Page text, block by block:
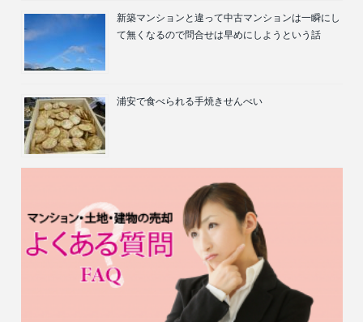
新築マンションと違って中古マンションは一瞬にし
て無くなるので問合せは早めにしようという話
浦安で食べられる手焼きせんべい